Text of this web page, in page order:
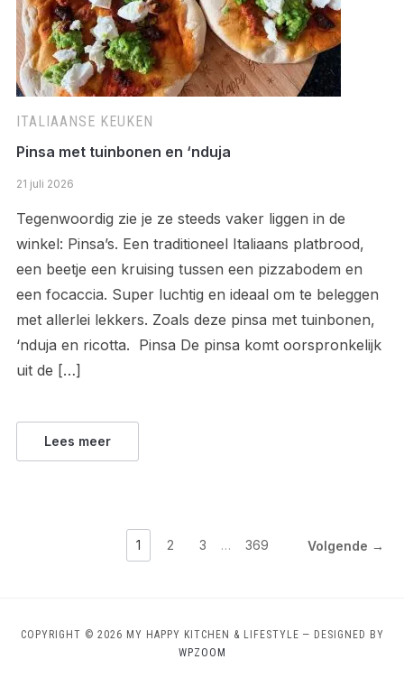
ITALIAANSE KEUKEN
Pinsa met tuinbonen en ‘nduja
21 juli 2026
Tegenwoordig zie je ze steeds vaker liggen in de
winkel: Pinsa’s. Een traditioneel Italiaans platbrood,
een beetje een kruising tussen een pizzabodem en
een focaccia. Super luchtig en ideaal om te beleggen
met allerlei lekkers. Zoals deze pinsa met tuinbonen,
‘nduja en ricotta. Pinsa De pinsa komt oorspronkelijk
uit de […]
Lees meer
1 2 3 … 369 Volgende →
COPYRIGHT © 2026 MY HAPPY KITCHEN & LIFESTYLE — DESIGNED BY
WPZOOM